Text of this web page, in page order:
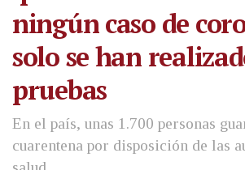
ningún caso de
solo se han
pruebas
En el país, unas 1.700 personas
cuarentena por disposición de las